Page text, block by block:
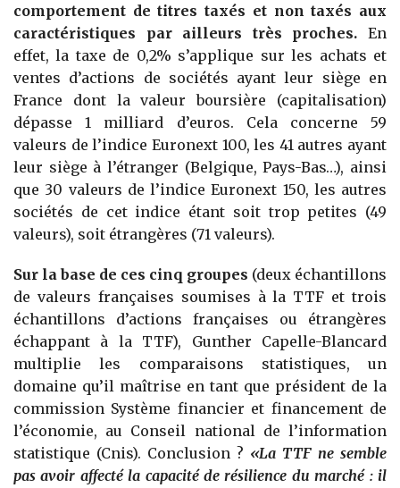
comportement de titres taxés et non taxés aux
caractéristiques par ailleurs très proches. En
effet, la taxe de 0,2% s’applique sur les achats et
ventes d’actions de sociétés ayant leur siège en
France dont la valeur boursière (capitalisation)
dépasse 1 milliard d’euros. Cela concerne 59
valeurs de l’indice Euronext 100, les 41 autres ayant
leur siège à l’étranger (Belgique, Pays-Bas…), ainsi
que 30 valeurs de l’indice Euronext 150, les autres
sociétés de cet indice étant soit trop petites (49
valeurs), soit étrangères (71 valeurs).
Sur la base de ces cinq groupes (deux échantillons
de valeurs françaises soumises à la TTF et trois
échantillons d’actions françaises ou étrangères
échappant à la TTF), Gunther Capelle-Blancard
multiplie les comparaisons statistiques, un
domaine qu’il maîtrise en tant que président de la
commission Système financier et financement de
l’économie, au Conseil national de l’information
statistique (Cnis). Conclusion ? «La TTF ne semble
pas avoir affecté la capacité de résilience du marché : il